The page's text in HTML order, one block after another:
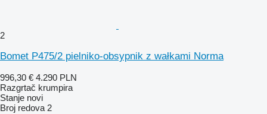
2
Bomet P475/2 pielniko-obsypnik z wałkami Norma
996,30 € 4.290 PLN
Razgrtač krumpira
Stanje novi
Broj redova 2